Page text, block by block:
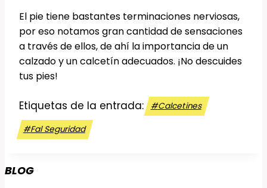
El pie tiene bastantes terminaciones nerviosas,
por eso notamos gran cantidad de sensaciones
a través de ellos, de ahí la importancia de un
calzado y un calcetín adecuados. ¡No descuides
tus pies!
Etiquetas de la entrada: #Calcetines
#Fal Seguridad
BLOG